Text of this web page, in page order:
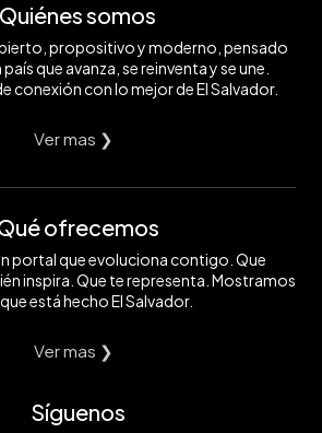
Quiénes somos
propositivo y moderno, pensado
que avanza, se reinventa y se une.
conexión con lo mejor de El Salvador.
Ver mas ❯
ofrecemos
portal que evoluciona contigo. Que
inspira. Que te representa. Mostramos
está hecho El Salvador.
Ver mas ❯
Síguenos